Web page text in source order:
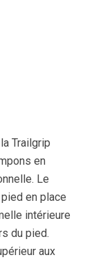
Trailgrip
en
Le
en place
intérieure
du pied.
aux